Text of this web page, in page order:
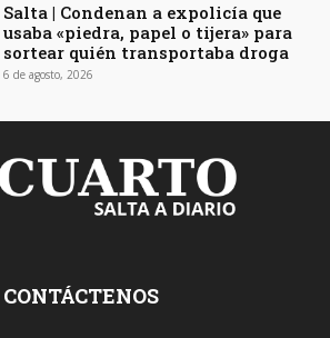
Salta | Condenan a expolicía que
usaba «piedra, papel o tijera» para
sortear quién transportaba droga
6 de agosto, 2026
CONTÁCTENOS